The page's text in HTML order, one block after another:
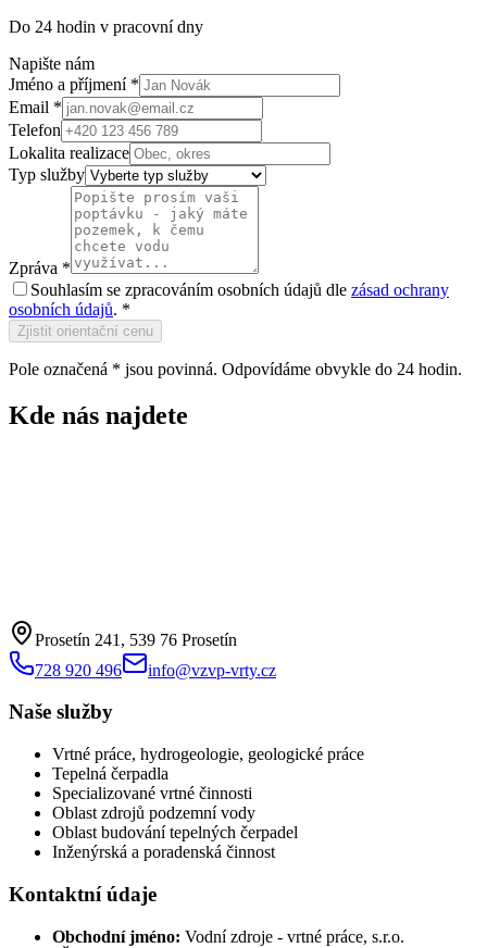
Do 24 hodin v pracovní dny
Napište nám
Jméno a příjmení *
Email *
Telefon
Lokalita realizace
Typ služby
Zpráva *
Souhlasím se zpracováním osobních údajů dle zásad ochrany
osobních údajů. *
Zjistit orientační cenu
Pole označená * jsou povinná. Odpovídáme obvykle do 24 hodin.
Kde nás najdete
Prosetín 241, 539 76 Prosetín
728 920 496
info@vzvp-vrty.cz
Naše služby
Vrtné práce, hydrogeologie, geologické práce
Tepelná čerpadla
Specializované vrtné činnosti
Oblast zdrojů podzemní vody
Oblast budování tepelných čerpadel
Inženýrská a poradenská činnost
Kontaktní údaje
Obchodní jméno: Vodní zdroje - vrtné práce, s.r.o.